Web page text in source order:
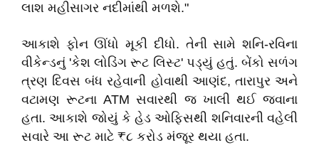
લાશ મહીસાગર નદીમાંથી મળશે."
આકાશે ફોન ઊંધો મૂકી દીધો. તેની સામે શનિ-રવિના
વીકેન્ડનું 'કેશ લોડિંગ રૂટ લિસ્ટ' પડ્યું હતું. બેંકો સળંગ
ત્રણ દિવસ બંધ રહેવાની હોવાથી આણંદ, તારાપુર અને
વટામણ રૂટના ATM સવારથી જ ખાલી થઈ જવાના
હતા. આકાશે જોયું કે હેડ ઓફિસથી શનિવારની વહેલી
સવારે આ રૂટ માટે ₹૮ કરોડ મંજૂર થયા હતા.